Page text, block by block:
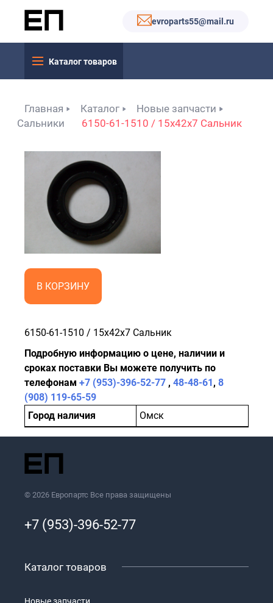
evroparts55@mail.ru
Каталог товаров
Главная Каталог
Новые запчасти
Сальники
6150-61-1510 / 15x42x7 Сальник
В КОРЗИНУ
6150-61-1510 / 15x42x7 Сальник
Подробную информацию о цене, наличии и
сроках поставки Вы можете получить по
телефонам +7 (953)-396-52-77 , 48-48-61, 8
(908) 119-65-59
Город наличия
Омск
© 2026 Европартс Все права защищены
+7 (953)-396-52-77
Каталог товаров